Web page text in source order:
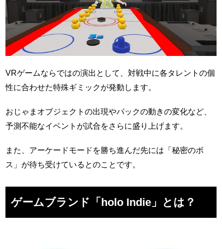
VRゲームならではの演出として、対戦中に各タレントの個
性に合わせた特殊ギミックが発動します。
おじゃまオブジェクトの出現やパックの動きの変化など、
予測不能なイベントが試合をさらに盛り上げます。
また、アーケードモードを勝ち進んだ先には「秘密のボ
ス」が待ち受けているとのことです。
ゲームブランド「holo Indie」とは？